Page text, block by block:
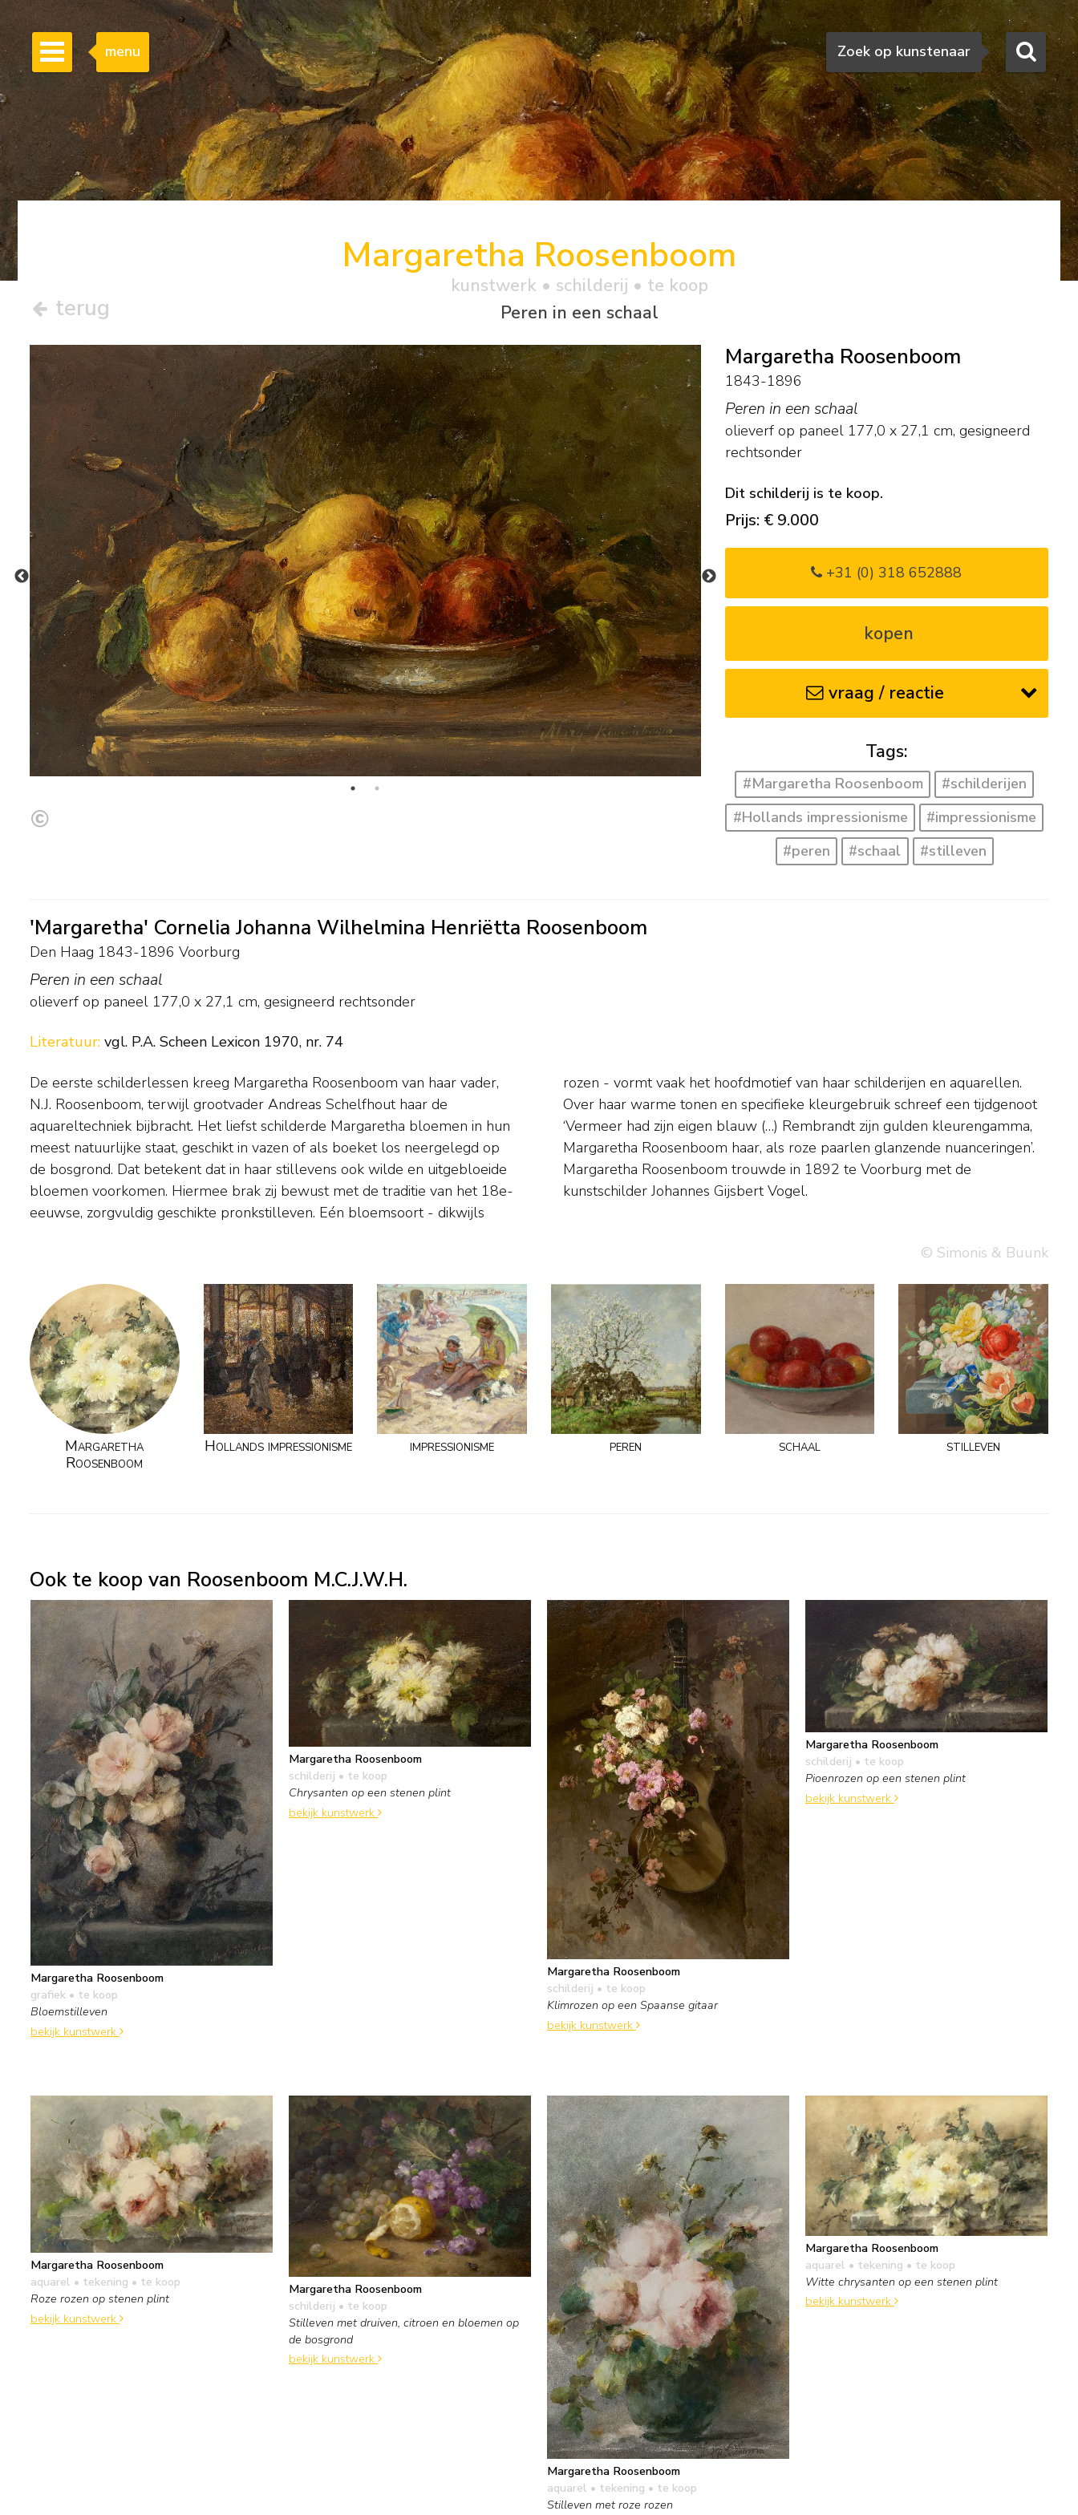
Zoeken
Zoek op kunstenaar
menu
terug
Margaretha Roosenboom
kunstwerk • schilderij • te koop
Peren in een schaal
Margaretha Roosenboom
1843-1896
Peren in een schaal
olieverf op paneel 177,0 x 27,1 cm, gesigneerd
rechtsonder
Dit schilderij is te koop.
Prijs: € 9.000
+31 (0) 318 652888
kopen
vraag / reactie
Tags:
#Margaretha Roosenboom
#schilderijen
#Hollands impressionisme
#impressionisme
#peren
#schaal #stilleven
'Margaretha' Cornelia Johanna Wilhelmina Henriëtta Roosenboom
Den Haag 1843-1896 Voorburg
Peren in een schaal
olieverf op paneel 177,0 x 27,1 cm, gesigneerd rechtsonder
Literatuur: vgl. P.A. Scheen Lexicon 1970, nr. 74
De eerste schilderlessen kreeg Margaretha Roosenboom van haar vader,
N.J. Roosenboom, terwijl grootvader Andreas Schelfhout haar de
aquareltechniek bijbracht. Het liefst schilderde Margaretha bloemen in hun
meest natuurlijke staat, geschikt in vazen of als boeket los neergelegd op
de bosgrond. Dat betekent dat in haar stillevens ook wilde en uitgebloeide
bloemen voorkomen. Hiermee brak zij bewust met de traditie van het 18e-
eeuwse, zorgvuldig geschikte pronkstilleven. Eén bloemsoort - dikwijls
rozen - vormt vaak het hoofdmotief van haar schilderijen en aquarellen.
Over haar warme tonen en specifieke kleurgebruik schreef een tijdgenoot
‘Vermeer had zijn eigen blauw (…) Rembrandt zijn gulden kleurengamma,
Margaretha Roosenboom haar, als roze paarlen glanzende nuanceringen’.
Margaretha Roosenboom trouwde in 1892 te Voorburg met de
kunstschilder Johannes Gijsbert Vogel.
© Simonis & Buunk
Margaretha
Roosenboom
Hollands impressionisme impressionisme peren schaal stilleven
Ook te koop van Roosenboom M.C.J.W.H.
Margaretha Roosenboom
grafiek • te koop
Bloemstilleven
bekijk kunstwerk
Margaretha Roosenboom
schilderij • te koop
Chrysanten op een stenen plint
bekijk kunstwerk
Margaretha Roosenboom
schilderij • te koop
Klimrozen op een Spaanse gitaar
bekijk kunstwerk
Margaretha Roosenboom
schilderij • te koop
Pioenrozen op een stenen plint
bekijk kunstwerk
Margaretha Roosenboom
aquarel • tekening • te koop
Roze rozen op stenen plint
bekijk kunstwerk
Margaretha Roosenboom
schilderij • te koop
Stilleven met druiven, citroen en bloemen op
de bosgrond
bekijk kunstwerk
Margaretha Roosenboom
aquarel • tekening • te koop
Stilleven met roze rozen
Margaretha Roosenboom
aquarel • tekening • te koop
Witte chrysanten op een stenen plint
bekijk kunstwerk